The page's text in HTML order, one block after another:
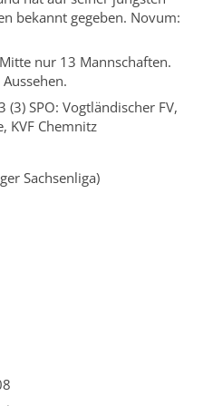
bekannt gegeben. Novum:
nur 13 Mannschaften.
SPO: Vogtländischer FV,
KVF Chemnitz
Sachsenliga)